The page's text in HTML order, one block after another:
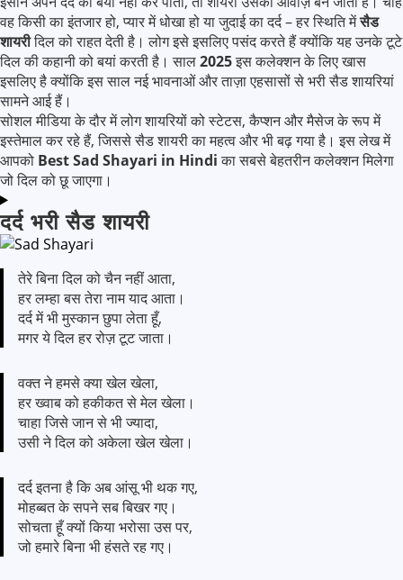
वह किसी का इंतजार हो, प्यार में धोखा हो या जुदाई का दर्द – हर स्थिति मेंसैड
शायरीदिल को राहत देती है। लोग इसे इसलिए पसंद करते हैं क्योंकि यह उनके टूटे
दिल की कहानी को बयां करती है। साल2025इस कलेक्शन के लिए खास
इसलिए है क्योंकि इस साल नई भावनाओं और ताज़ा एहसासों से भरी सैड शायरियां
सामने आई हैं।
सोशल मीडिया के दौर में लोग शायरियों को स्टेटस, कैप्शन और मैसेज के रूप में
इस्तेमाल कर रहे हैं, जिससे सैड शायरी का महत्व और भी बढ़ गया है। इस लेख में
आपको Best Sad Shayari in Hindiका सबसे बेहतरीन कलेक्शन मिलेगा
जो दिल को छू जाएगा।
दर्द भरी सैड शायरी
तेरे बिना दिल को चैन नहीं आता,
हर लम्हा बस तेरा नाम याद आता।
दर्द में भी मुस्कान छुपा लेता हूँ,
मगर ये दिल हर रोज़ टूट जाता।
वक्त ने हमसे क्या खेल खेला,
हर ख्वाब को हकीकत से मेल खेला।
चाहा जिसे जान से भी ज्यादा,
उसी ने दिल को अकेला खेल खेला।
दर्द इतना है कि अब आंसू भी थक गए,
मोहब्बत के सपने सब बिखर गए।
सोचता हूँ क्यों किया भरोसा उस पर,
जो हमारे बिना भी हंसते रह गए।